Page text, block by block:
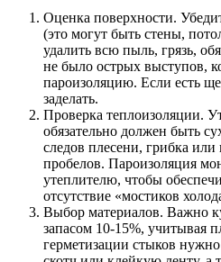
Оценка поверхности.
(это могут быть стены,
удалить всю пыль, грязь,
не было острых выступов,
пароизоляцию. Если есть
заделать.
Проверка теплоизоляции.
обязательно должен быть
следов плесени, грибка
пробелов. Пароизоляция
утеплителю, чтобы
отсутствие «мостиков
Выбор материалов. Важно
запасом 10-15%, учитывая
герметизации стыков